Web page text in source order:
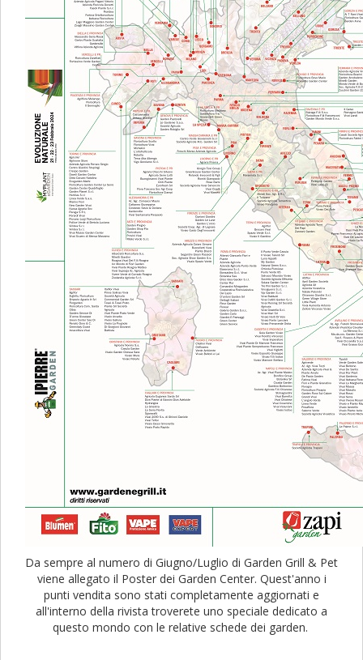
Da sempre al numero di Giugno/Luglio di Garden Grill & Pet
viene allegato il Poster dei Garden Center. Quest'anno i
punti vendita sono stati completamente aggiornati e
all'interno della rivista troverete uno speciale dedicato a
questo mondo con le relative schede dei garden.